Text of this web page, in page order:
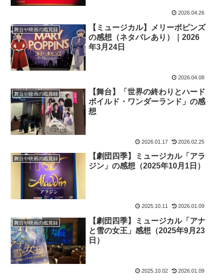
2026.04.26
舞台や映画の鑑賞録
【ミュージカル】メリーポピンズ
の感想（ネタバレあり）｜2026
年3月24日
2026.04.08
舞台や映画の鑑賞録
【舞台】「世界の終わりとハード
ボイルド・ワンダーランド」の感
想
2026.01.17 2026.02.25
舞台や映画の鑑賞録
【劇団四季】ミュージカル「アラ
ジン」の感想（2025年10月1日）
2025.10.11 2026.01.09
舞台や映画の鑑賞録
【劇団四季】ミュージカル「アナ
と雪の女王」感想（2025年9月23
日）
2025.10.02 2026.01.09